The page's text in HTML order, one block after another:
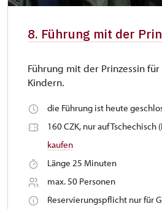
8. Führung mit der
Führung mit der Prinzessin
Kindern.
die Führung ist heute
160 CZK, nur auf Tschechisch
kaufen
Länge 25 Minuten
max. 50 Personen
Reservierungspflicht nur für